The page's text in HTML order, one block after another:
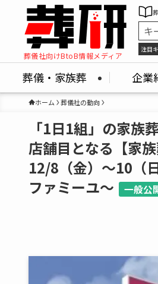
葬儀社向けBtoB情報メディア
注目
葬儀・家族葬 企業
ホーム 葬儀社の動向
「1日1組」の家族
店舗目となる【家
12/8（金）～10（
ファミーユ～
一般公